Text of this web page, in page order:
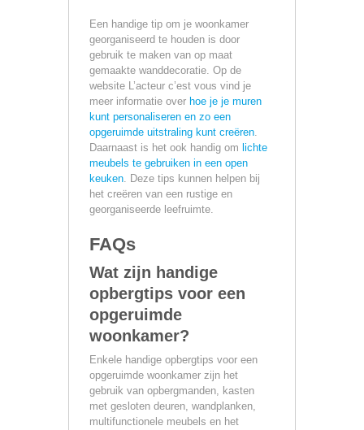
Een handige tip om je woonkamer
georganiseerd te houden is door
gebruik te maken van op maat
gemaakte wanddecoratie. Op de
website L’acteur c’est vous vind je
meer informatie over hoe je je muren
kunt personaliseren en zo een
opgeruimde uitstraling kunt creëren.
Daarnaast is het ook handig om lichte
meubels te gebruiken in een open
keuken. Deze tips kunnen helpen bij
het creëren van een rustige en
georganiseerde leefruimte.
FAQs
Wat zijn handige
opbergtips voor een
opgeruimde
woonkamer?
Enkele handige opbergtips voor een
opgeruimde woonkamer zijn het
gebruik van opbergmanden, kasten
met gesloten deuren, wandplanken,
multifunctionele meubels en het